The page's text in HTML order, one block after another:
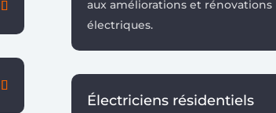
aux améliorations et rénovations
électriques.
Électriciens résidentiels